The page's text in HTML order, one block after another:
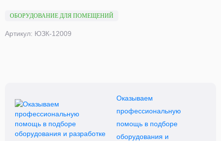
ОБОРУДОВАНИЕ ДЛЯ ПОМЕЩЕНИЙ
Артикул: ЮЗК-12009
Оказываем
профессиональную
помощь в подборе
оборудования и